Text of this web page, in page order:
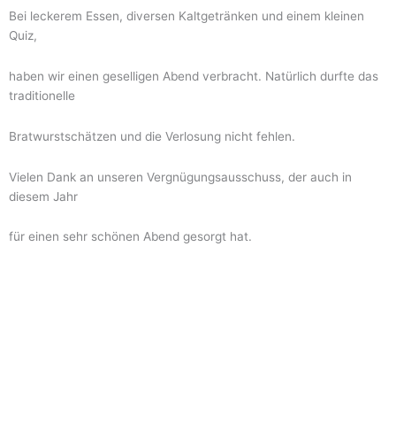
Bei leckerem Essen, diversen Kaltgetränken und einem kleinen
Quiz,
haben wir einen geselligen Abend verbracht. Natürlich durfte das
traditionelle
Bratwurstschätzen und die Verlosung nicht fehlen.
Vielen Dank an unseren Vergnügungsausschuss, der auch in
diesem Jahr
für einen sehr schönen Abend gesorgt hat.